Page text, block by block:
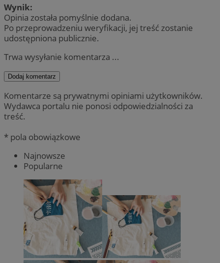
Wynik:
Opinia została pomyślnie dodana.
Po przeprowadzeniu weryfikacji, jej treść zostanie
udostępniona publicznie.
Trwa wysyłanie komentarza ...
Dodaj komentarz
Komentarze są prywatnymi opiniami użytkowników.
Wydawca portalu nie ponosi odpowiedzialności za
treść.
* pola obowiązkowe
Najnowsze
Popularne